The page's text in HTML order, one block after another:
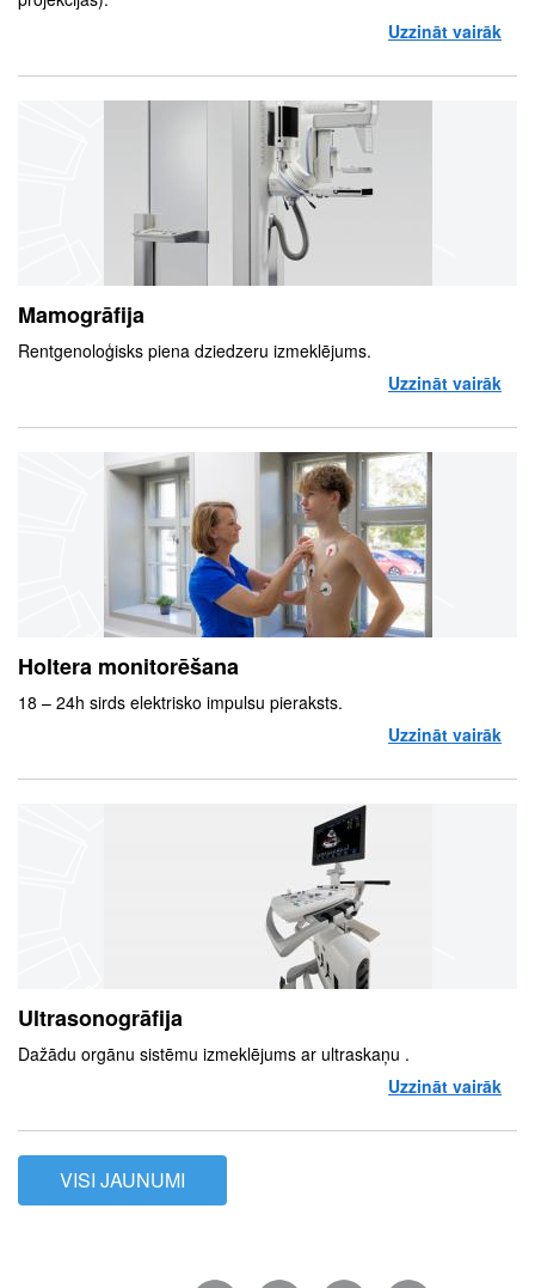
Uzzināt vairāk
Mamogrāfija
Rentgenoloģisks piena dziedzeru izmeklējums.
Uzzināt vairāk
Holtera monitorēšana
18 – 24h sirds elektrisko impulsu pieraksts.
Uzzināt vairāk
Ultrasonogrāfija
Dažādu orgānu sistēmu izmeklējums ar ultraskaņu .
Uzzināt vairāk
VISI JAUNUMI